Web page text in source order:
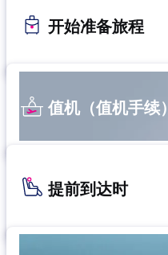
开始准备旅程
值机（值机手续）
提前到达时